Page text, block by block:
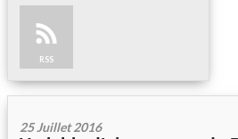
RSS
25 Juillet 2016